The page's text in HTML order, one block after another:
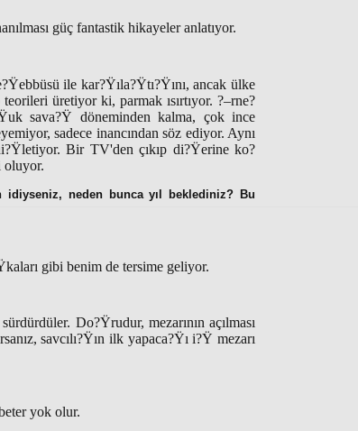
güç fantastik hikayeler anlatıyor.
ile kar?Ÿıla?Ÿtı?Ÿını, ancak ülke
üretiyor ki, parmak ısırtıyor. ?–rne?
sava?Ÿ döneminden kalma, çok ince
sadece inancından söz ediyor. Aynı
Bir TV'den çıkıp di?Ÿerine ko?
oluyor.
idiyseniz, neden bunca yıl beklediniz? Bu
gibi benim de tersime geliyor.
Do?Ÿrudur, mezarının açılması
savcılı?Ÿın ilk yapaca?Ÿı i?Ÿ mezarı
beter yok olur.